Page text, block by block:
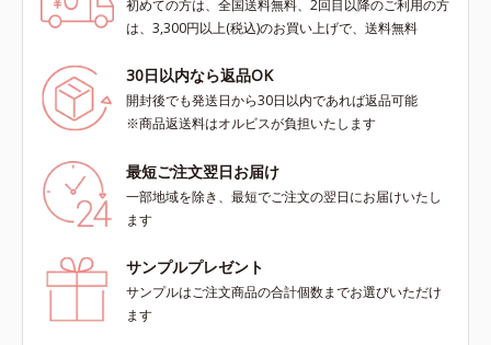
初めての方は、全国送料無料、2回目以降のご利用の方
は、3,300円以上(税込)のお買い上げで、送料無料
30日以内なら返品OK
開封後でも発送日から30日以内であれば返品可能
※商品返送料はオルビスが負担いたします
最短ご注文翌日お届け
一部地域を除き、最短でご注文の翌日にお届けいたし
ます
サンプルプレゼント
サンプルはご注文商品の合計個数までお選びいただけ
ます